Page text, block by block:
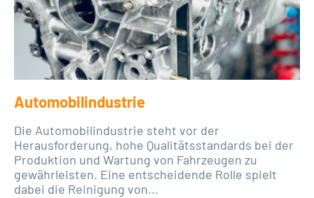
Automobilindustrie
Die Automobilindustrie steht vor der
Herausforderung, hohe Qualitätsstandards bei der
Produktion und Wartung von Fahrzeugen zu
gewährleisten. Eine entscheidende Rolle spielt
dabei die Reinigung von...